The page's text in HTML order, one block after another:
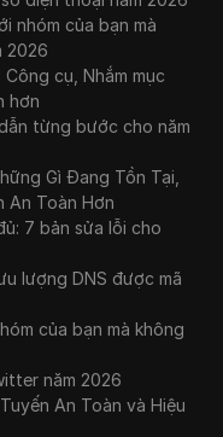
nhóm của bạn mà
2026
cụ, Nhắm mục
hơn
từng bước cho năm
Gì Đang Tồn Tại,
An Toàn Hơn
7 bản sửa lỗi cho
lượng DNS được mã
của bạn mà không
năm 2026
An Toàn và Hiệu